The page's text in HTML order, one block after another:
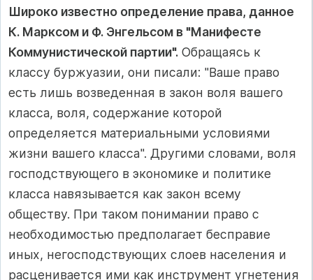
Широко известно определение права, данное
К. Марксом и Ф. Энгельсом в "Манифесте
Коммунистической партии". Обращаясь к
классу буржуазии, они писали: "Ваше право
есть лишь возведенная в закон воля вашего
класса, воля, содержание которой
определяется материальными условиями
жизни вашего класса". Другими словами, воля
господствующего в экономике и политике
класса навязывается как закон всему
обществу. При таком понимании право с
необходимостью предполагает бесправие
иных, негосподствующих слоев населения и
расценивается ими как инструмент угнетения